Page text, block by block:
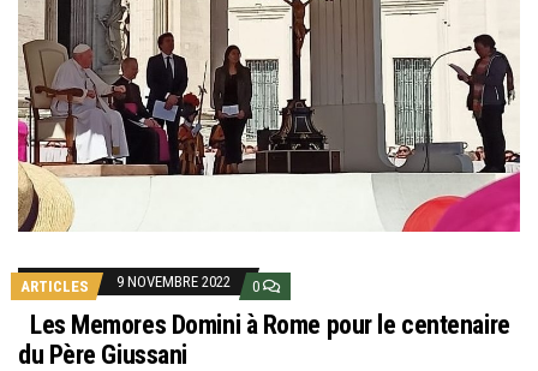
ARTICLES 9 NOVEMBRE 2022 0
Les Memores Domini à Rome pour le centenaire
du Père Giussani